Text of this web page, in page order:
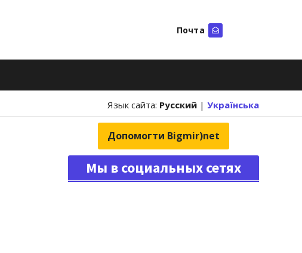
Почта
Язык сайта: Русский | Українська
Допомогти Bigmir)net
Мы в социальных сетях